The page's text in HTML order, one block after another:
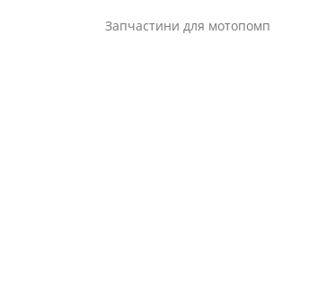
Запчастини для мотопомп